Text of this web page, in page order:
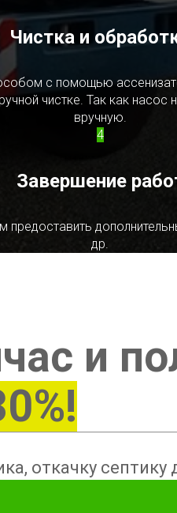
Чистка и
с помощью
чистке. Так как насос
вручную.
4
Завершение
др.
и
откачку